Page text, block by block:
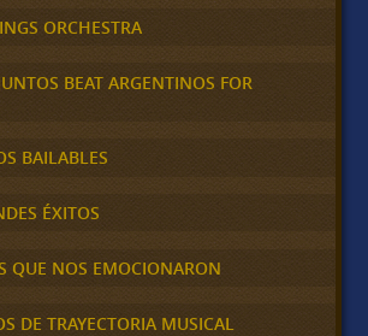
ORCHESTRA
BEAT ARGENTINOS FOR
BAILABLES
ÉXITOS
QUE NOS EMOCIONARON
DE TRAYECTORIA MUSICAL